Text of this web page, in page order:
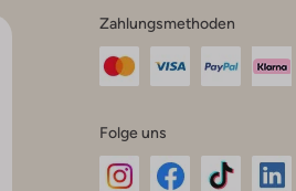
Zahlungsmethoden
Folge uns